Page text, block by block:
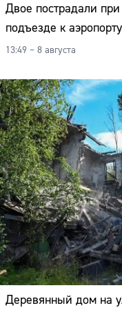
Двое пострадали
подъезде к
13:49 – 8 августа
Деревянный дом на